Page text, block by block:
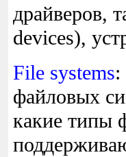
драйверов,
devices),
File systems:
файловых
какие типы